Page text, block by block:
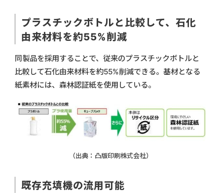
プラスチックボトルと比較して、石化
由来材料を約55%削減
同製品を採用することで、従来のプラスチックボトルと
比較して石化由来材料を約55%削減できる。基材となる
紙素材には、森林認証紙を使用している。
（出典：凸版印刷株式会社）
既存充填機の流用可能